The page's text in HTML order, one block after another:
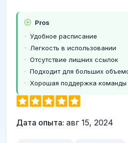
Pros
Удобное расписание
Легкость в использовании
Отсутствие лишних ссылок
Подходит для больших
Хорошая поддержка команды
Дата опыта: авг 15, 2024